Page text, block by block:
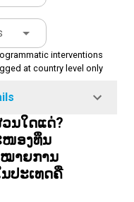
interventions
at country level only
ນ​ໃດ​ແດ່?
ໜອງ​ທຶນ​
ໝາຍ​ການ​
ປະ​ເທດ​ຄື​